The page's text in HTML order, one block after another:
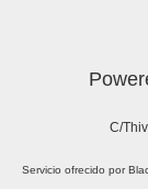
C/
Servicio ofrecido por